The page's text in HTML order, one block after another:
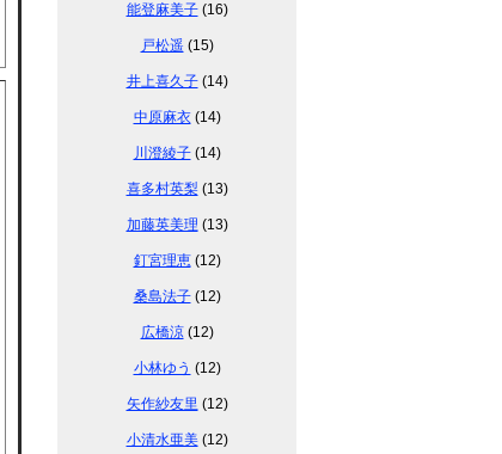
能登麻美子(16)
戸松遥 (15)
井上喜久子(14)
中原麻衣(14)
川澄綾子(14)
喜多村英梨(13)
加藤英美理 (13)
釘宮理恵(12)
桑島法子(12)
広橋涼(12)
小林ゆう (12)
矢作紗友里 (12)
小清水亜美(12)